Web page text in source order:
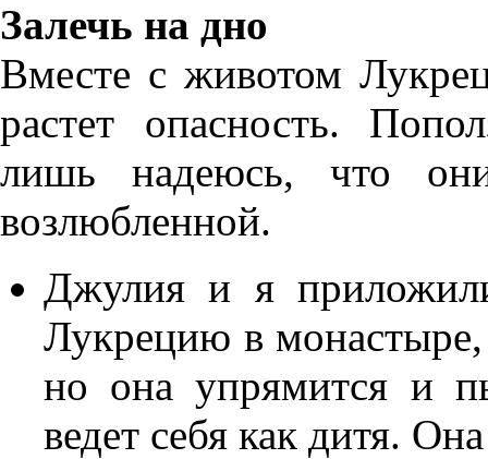
Залечь на дно
Вместе с животом
растет опасность.
лишь надеюсь, что
возлюбленной.
Джулия и я
Лукрецию в монастыре,
но она упрямится и
ведет себя как дитя.